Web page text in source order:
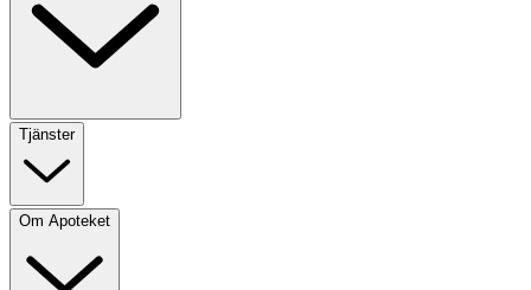
Tjänster
Om Apoteket